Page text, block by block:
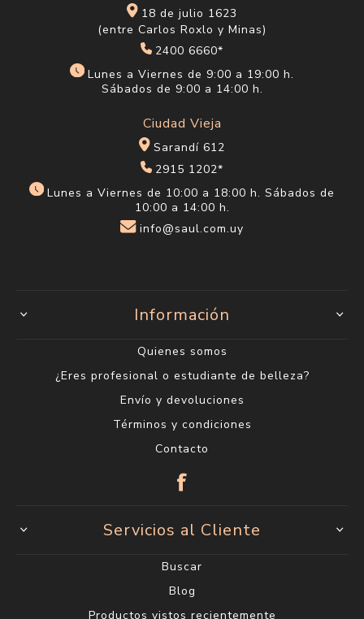
18 de julio 1623
(entre Carlos Roxlo y Minas)
2400 6660*
Lunes a Viernes de 9:00 a 19:00 h.
Sábados de 9:00 a 14:00 h.
Ciudad Vieja
Sarandí 612
2915 1202*
Lunes a Viernes de 10:00 a 18:00 h. Sábados de
10:00 a 14:00 h.
info@saul.com.uy
Información
Quienes somos
¿Eres profesional o estudiante de belleza?
Envío y devoluciones
Términos y condiciones
Contacto
Servicios al Cliente
Buscar
Blog
Productos vistos recientemente